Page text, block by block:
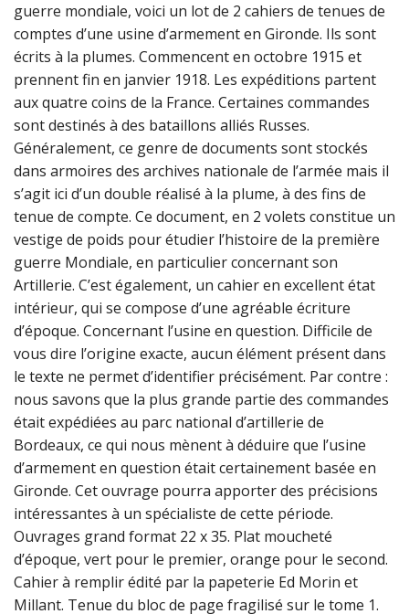
guerre mondiale, voici un lot de 2 cahiers de tenues de
comptes d’une usine d’armement en Gironde. Ils sont
écrits à la plumes. Commencent en octobre 1915 et
prennent fin en janvier 1918. Les expéditions partent
aux quatre coins de la France. Certaines commandes
sont destinés à des bataillons alliés Russes.
Généralement, ce genre de documents sont stockés
dans armoires des archives nationale de l’armée mais il
s’agit ici d’un double réalisé à la plume, à des fins de
tenue de compte. Ce document, en 2 volets constitue un
vestige de poids pour étudier l’histoire de la première
guerre Mondiale, en particulier concernant son
Artillerie. C’est également, un cahier en excellent état
intérieur, qui se compose d’une agréable écriture
d’époque. Concernant l’usine en question. Difficile de
vous dire l’origine exacte, aucun élément présent dans
le texte ne permet d’identifier précisément. Par contre :
nous savons que la plus grande partie des commandes
était expédiées au parc national d’artillerie de
Bordeaux, ce qui nous mènent à déduire que l’usine
d’armement en question était certainement basée en
Gironde. Cet ouvrage pourra apporter des précisions
intéressantes à un spécialiste de cette période.
Ouvrages grand format 22 x 35. Plat moucheté
d’époque, vert pour le premier, orange pour le second.
Cahier à remplir édité par la papeterie Ed Morin et
Millant. Tenue du bloc de page fragilisé sur le tome 1.